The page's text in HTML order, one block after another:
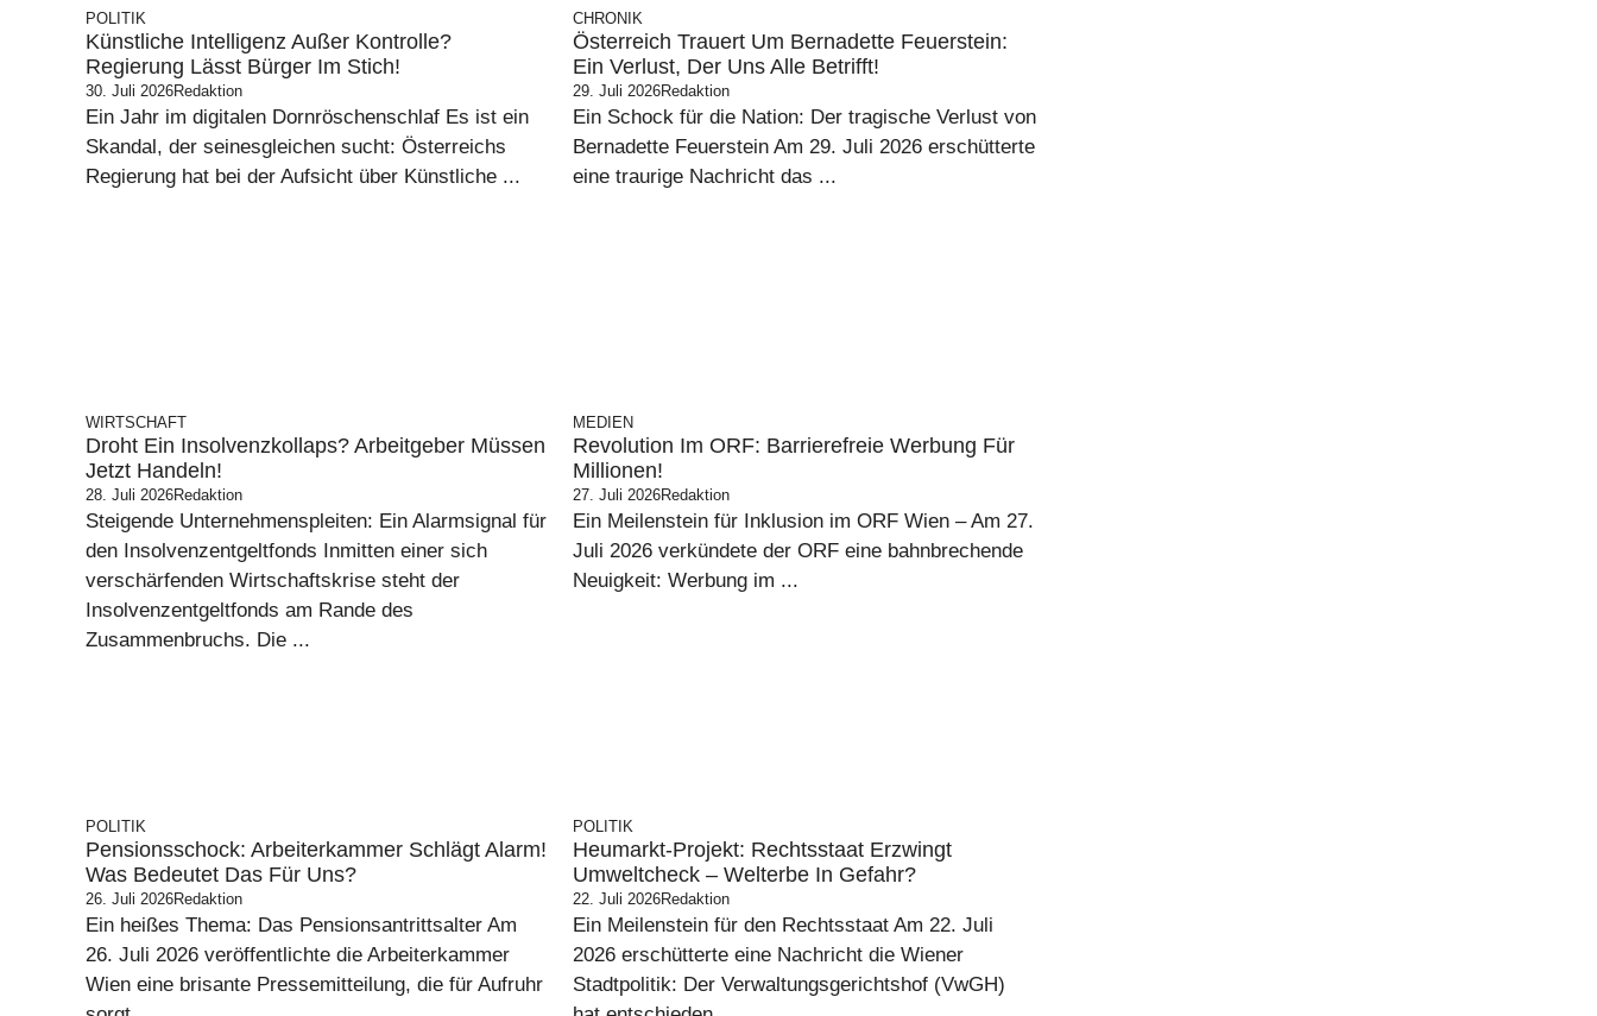
POLITIK
Künstliche Intelligenz Außer Kontrolle?
Regierung Lässt Bürger Im Stich!
30. Juli 2026Redaktion
Ein Jahr im digitalen Dornröschenschlaf Es ist ein
Skandal, der seinesgleichen sucht: Österreichs
Regierung hat bei der Aufsicht über Künstliche ...
CHRONIK
Österreich Trauert Um Bernadette Feuerstein:
Ein Verlust, Der Uns Alle Betrifft!
29. Juli 2026Redaktion
Ein Schock für die Nation: Der tragische Verlust von
Bernadette Feuerstein Am 29. Juli 2026 erschütterte
eine traurige Nachricht das ...
WIRTSCHAFT
Droht Ein Insolvenzkollaps? Arbeitgeber Müssen
Jetzt Handeln!
28. Juli 2026Redaktion
Steigende Unternehmenspleiten: Ein Alarmsignal für
den Insolvenzentgeltfonds Inmitten einer sich
verschärfenden Wirtschaftskrise steht der
Insolvenzentgeltfonds am Rande des
Zusammenbruchs. Die ...
MEDIEN
Revolution Im ORF: Barrierefreie Werbung Für
Millionen!
27. Juli 2026Redaktion
Ein Meilenstein für Inklusion im ORF Wien – Am 27.
Juli 2026 verkündete der ORF eine bahnbrechende
Neuigkeit: Werbung im ...
POLITIK
Pensionsschock: Arbeiterkammer Schlägt Alarm!
Was Bedeutet Das Für Uns?
26. Juli 2026Redaktion
Ein heißes Thema: Das Pensionsantrittsalter Am
26. Juli 2026 veröffentlichte die Arbeiterkammer
Wien eine brisante Pressemitteilung, die für Aufruhr
POLITIK
Heumarkt-Projekt: Rechtsstaat Erzwingt
Umweltcheck – Welterbe In Gefahr?
22. Juli 2026Redaktion
Ein Meilenstein für den Rechtsstaat Am 22. Juli
2026 erschütterte eine Nachricht die Wiener
Stadtpolitik: Der Verwaltungsgerichtshof (VwGH)